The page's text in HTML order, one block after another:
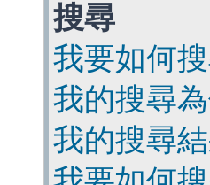
搜尋
我要如何
我的搜尋
我的搜尋